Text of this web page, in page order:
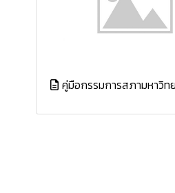
คู่มือกรรมการสภามหาวิท